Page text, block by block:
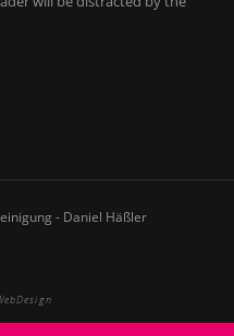
- Daniel Häßler